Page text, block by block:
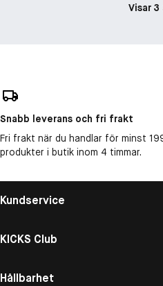
Visar 3
Snabb leverans och fri frakt
Fri frakt när du handlar för minst
produkter i butik inom 4 timmar.
Kundservice
KICKS Club
Hållbarhet